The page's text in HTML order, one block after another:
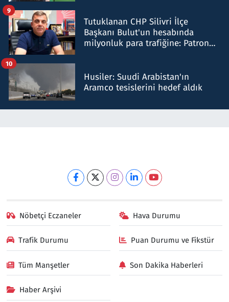
Tutuklanan CHP Silivri İlçe
Başkanı Bulut'un hesabında
milyonluk para trafiğine: Patron
9
Husiler: Suudi Arabistan'ın
Aramco tesislerini hedef aldık
10
Nöbetçi Eczaneler Hava Durumu
Trafik Durumu Puan Durumu ve Fikstür
Tüm Manşetler Son Dakika Haberleri
Haber Arşivi